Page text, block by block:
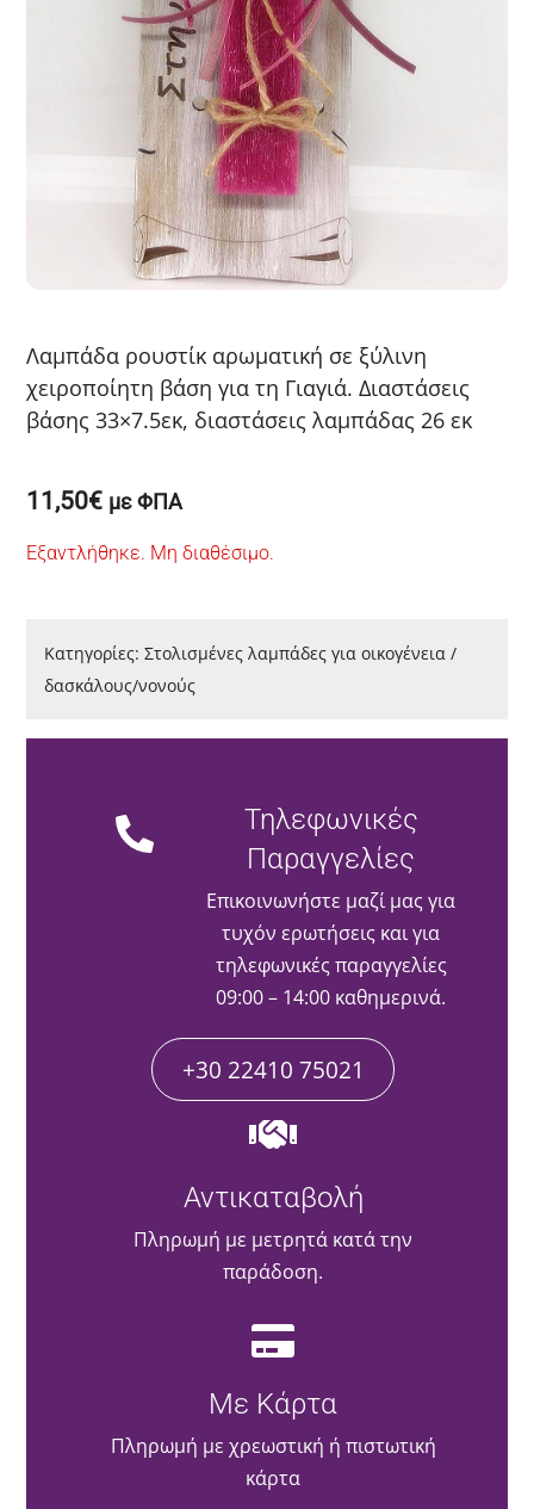
Λαμπάδα ρουστίκ αρωματική σε ξύλινη
χειροποίητη βάση για τη Γιαγιά. Διαστάσεις
βάσης 33×7.5εκ, διαστάσεις λαμπάδας 26 εκ
11,50€ με ΦΠΑ
Εξαντλήθηκε. Μη διαθέσιμο.
Κατηγορίες:Στολισμένες λαμπάδες για οικογένεια /
δασκάλους/νονούς
Τηλεφωνικές
Παραγγελίες
Επικοινωνήστε μαζί μας για
τυχόν ερωτήσεις και για
τηλεφωνικές παραγγελίες
09:00 – 14:00 καθημερινά.
+30 22410 75021
Αντικαταβολή
Πληρωμή με μετρητά κατά την
παράδοση.
Με Κάρτα
Πληρωμή με χρεωστική ή πιστωτική
κάρτα